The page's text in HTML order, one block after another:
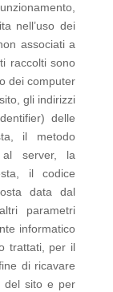
nell’uso dei
associati a
raccolti sono
dei computer
gli indirizzi
delle
il metodo
al server, la
il codice
data dal
parametri
informatico
trattati, per il
di ricavare
del sito e per